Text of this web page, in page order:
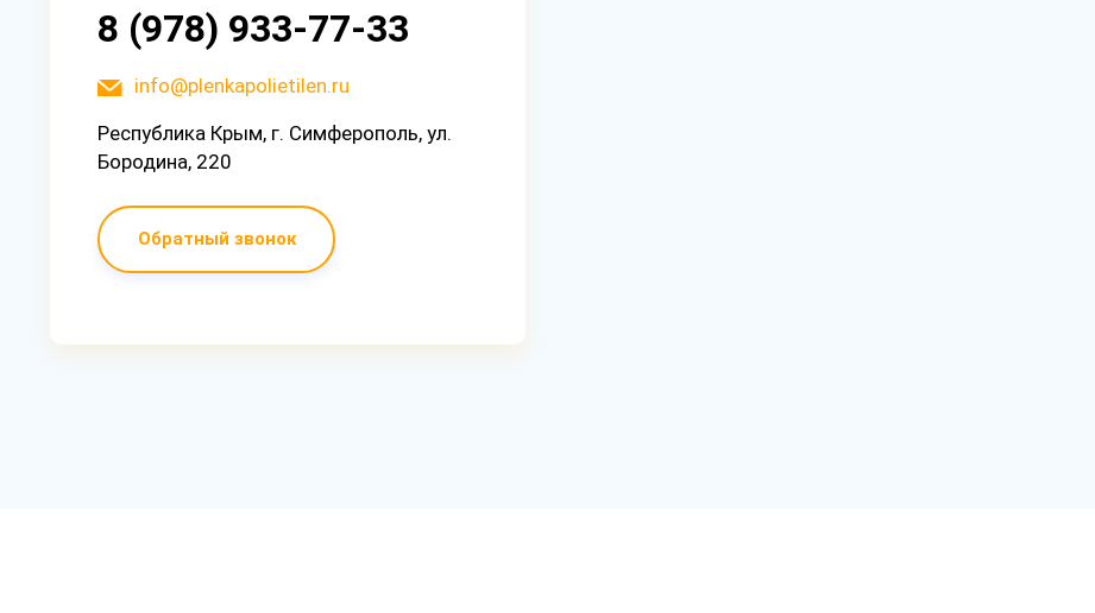
8 (978) 933-77-33
info@plenkapolietilen.ru
Республика Крым, г. Симферополь, ул.
Бородина, 220
Обратный звонок